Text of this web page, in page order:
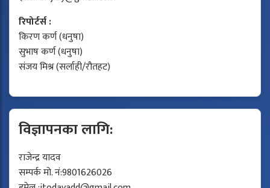
रिपोर्टर्स :
किरण कर्ण (धनुषा)
सुभाष कर्ण (धनुषा)
संजय मिश्र (सर्लाही/रौतहट)
विज्ञापनका लागि:
राजेन्द्र यादव
सम्पर्क मो. नं:9801626026